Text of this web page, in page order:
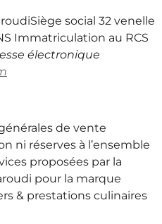
social 32 venelle
Immatriculation au RCS
électronique
de vente
ni réserves à l’ensemble
proposées par la
pour la marque
& prestations culinaires